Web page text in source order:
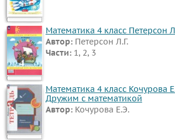
8
9
10
11
ПРЕДМЕТЫ
Все
предметы
Математика
Математика 4 класс Петерсон
Автор: Петерсон Л.Г.
Части: 1, 2, 3
Математика 4 класс Кочурова
Дружим с математикой
Автор: Кочурова Е.Э.